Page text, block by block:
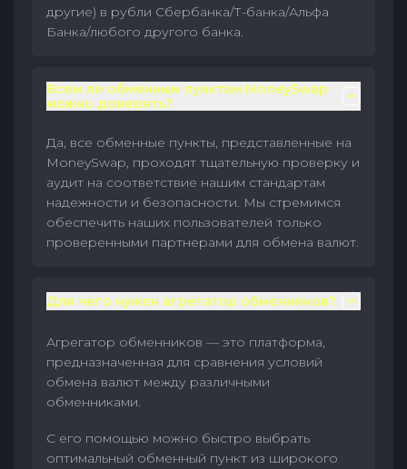
другие) в рубли Сбербанка/Т-банка/Альфа
Банка/любого другого банка.
Всем ли обменным пунктам MoneySwap
можно доверять?
Да, все обменные пункты, представленные на
MoneySwap, проходят тщательную проверку и
аудит на соответствие нашим стандартам
надежности и безопасности. Мы стремимся
обеспечить наших пользователей только
проверенными партнерами для обмена валют.
Для чего нужен агрегатор обменников?
Агрегатор обменников — это платформа,
предназначенная для сравнения условий
обмена валют между различными
обменниками.
С его помощью можно быстро выбрать
оптимальный обменный пункт из широкого